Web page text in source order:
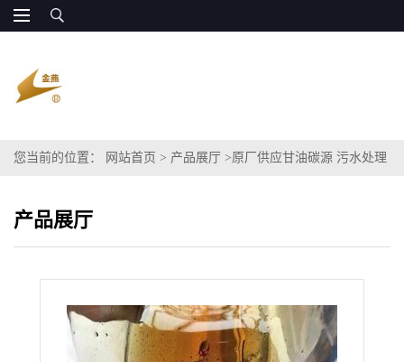
您当前的位置： 网站首页 > 产品展厅 >原厂供应甘油碳源 污水处理
产品展厅